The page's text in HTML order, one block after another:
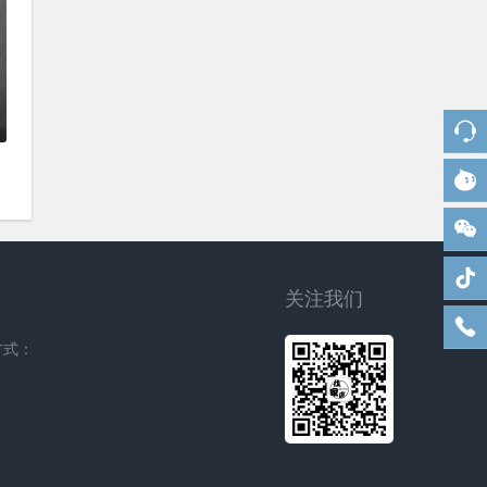
：
关注我们